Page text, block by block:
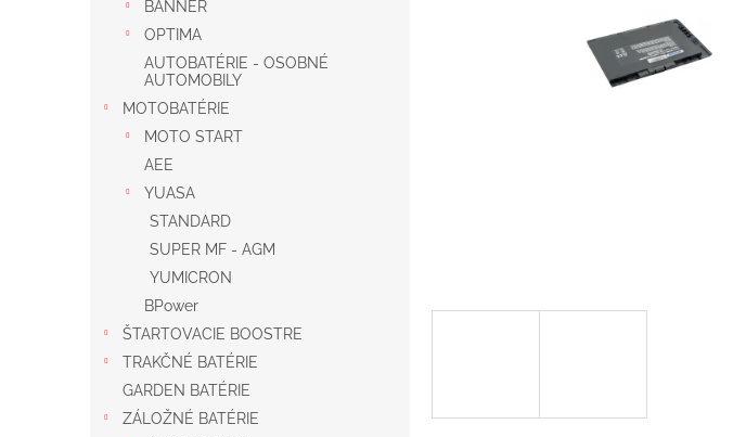
BANNER
OPTIMA
AUTOBATÉRIE - OSOBNÉ
AUTOMOBILY
MOTOBATÉRIE
MOTO START
AEE
YUASA
STANDARD
SUPER MF - AGM
YUMICRON
BPower
ŠTARTOVACIE BOOSTRE
TRAKČNÉ BATÉRIE
GARDEN BATÉRIE
ZÁLOŽNÉ BATÉRIE